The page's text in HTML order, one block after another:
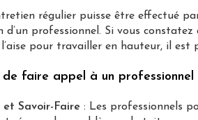
régulier puisse être effectué
d’un professionnel. Si vous
l’aise pour travailler en hauteur, il
faire appel à un professionnel
et Savoir-Faire : Les professionnels